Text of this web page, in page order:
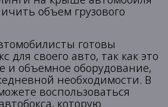
объем грузового
готовы
для своего авто, так как это
и объемное оборудование,
необходимости. В
воспользоваться
которую